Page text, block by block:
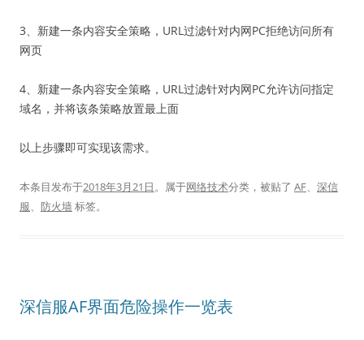
3、新建一条内容安全策略，URL过滤针对内网PC拒绝访问所有
网页
4、新建一条内容安全策略，URL过滤针对内网PC允许访问指定
域名，并将该条策略放置最上面
以上步骤即可实现该需求。
本条目发布于2018年3月21日。属于网络技术分类，被贴了 AF、 深信
服、 防火墙标签。
深信服AF界面危险操作一览表